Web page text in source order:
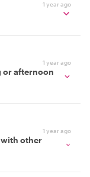
1 year ago
1 year ago
or afternoon
1 year ago
other